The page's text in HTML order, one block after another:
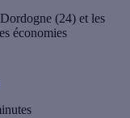
(24) et les
économies